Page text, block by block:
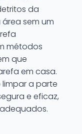
da
sem um
métodos
que
em casa.
limpar a parte
e eficaz,